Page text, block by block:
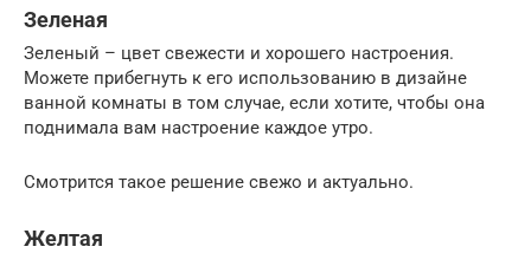
Зеленая
Зеленый – цвет свежести и хорошего настроения.
Можете прибегнуть к его использованию в дизайне
ванной комнаты в том случае, если хотите, чтобы она
поднимала вам настроение каждое утро.
Смотрится такое решение свежо и актуально.
Желтая